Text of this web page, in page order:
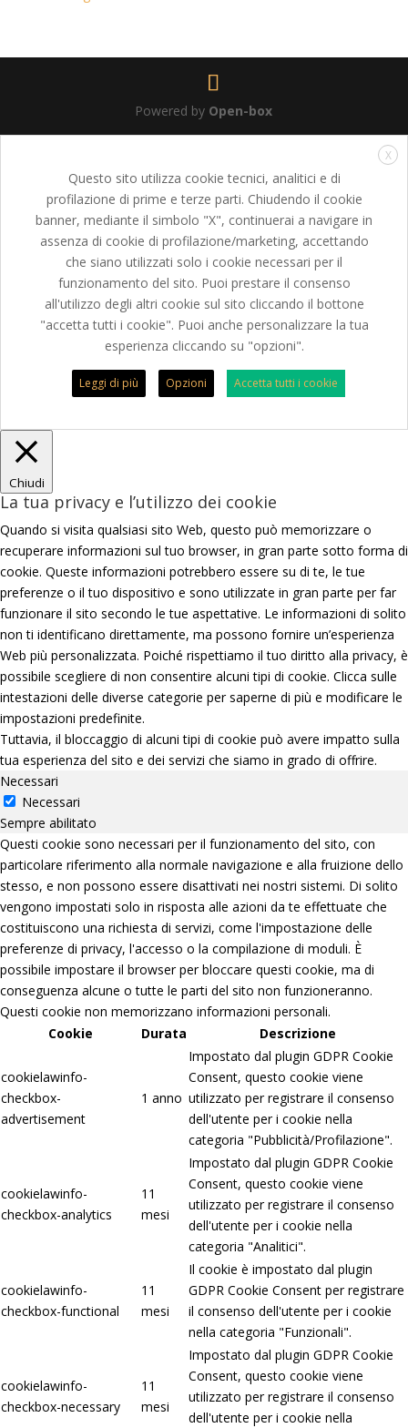
Powered by Open-box
X
Questo sito utilizza cookie tecnici, analitici e di
profilazione di prime e terze parti. Chiudendo il cookie
banner, mediante il simbolo "X", continuerai a navigare in
assenza di cookie di profilazione/marketing, accettando
che siano utilizzati solo i cookie necessari per il
funzionamento del sito. Puoi prestare il consenso
all'utilizzo degli altri cookie sul sito cliccando il bottone
"accetta tutti i cookie". Puoi anche personalizzare la tua
esperienza cliccando su "opzioni".
Leggi di più Opzioni Accetta tutti i cookie
Chiudi
La tua privacy e l’utilizzo dei cookie
Quando si visita qualsiasi sito Web, questo può memorizzare o
recuperare informazioni sul tuo browser, in gran parte sotto forma di
cookie. Queste informazioni potrebbero essere su di te, le tue
preferenze o il tuo dispositivo e sono utilizzate in gran parte per far
funzionare il sito secondo le tue aspettative. Le informazioni di solito
non ti identificano direttamente, ma possono fornire un’esperienza
Web più personalizzata. Poiché rispettiamo il tuo diritto alla privacy, è
possibile scegliere di non consentire alcuni tipi di cookie. Clicca sulle
intestazioni delle diverse categorie per saperne di più e modificare le
impostazioni predefinite.
Tuttavia, il bloccaggio di alcuni tipi di cookie può avere impatto sulla
tua esperienza del sito e dei servizi che siamo in grado di offrire.
Necessari
Necessari
Sempre abilitato
Questi cookie sono necessari per il funzionamento del sito, con
particolare riferimento alla normale navigazione e alla fruizione dello
stesso, e non possono essere disattivati nei nostri sistemi. Di solito
vengono impostati solo in risposta alle azioni da te effettuate che
costituiscono una richiesta di servizi, come l'impostazione delle
preferenze di privacy, l'accesso o la compilazione di moduli. È
possibile impostare il browser per bloccare questi cookie, ma di
conseguenza alcune o tutte le parti del sito non funzioneranno.
Questi cookie non memorizzano informazioni personali.
Cookie
Durata Descrizione
cookielawinfo-
checkbox-
advertisement
1 anno
Impostato dal plugin GDPR Cookie
Consent, questo cookie viene
utilizzato per registrare il consenso
dell'utente per i cookie nella
categoria "Pubblicità/Profilazione".
cookielawinfo-
checkbox-analytics
11
mesi
Impostato dal plugin GDPR Cookie
Consent, questo cookie viene
utilizzato per registrare il consenso
dell'utente per i cookie nella
categoria "Analitici".
cookielawinfo-
checkbox-functional
11
mesi
Il cookie è impostato dal plugin
GDPR Cookie Consent per registrare
il consenso dell'utente per i cookie
nella categoria "Funzionali".
cookielawinfo-
checkbox-necessary
11
mesi
Impostato dal plugin GDPR Cookie
Consent, questo cookie viene
utilizzato per registrare il consenso
dell'utente per i cookie nella